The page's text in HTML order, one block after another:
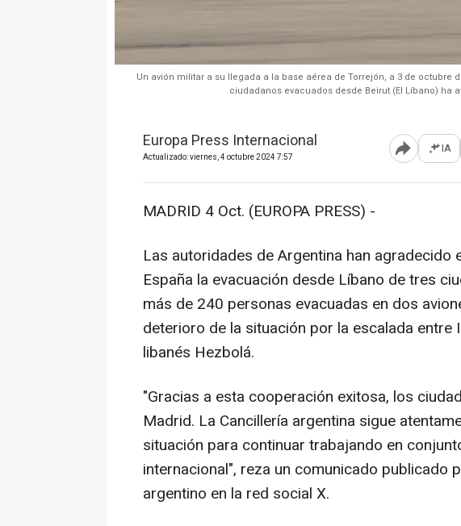
Un avión militar a su llegada a la base aérea de Torrejón, a 3 de octubre
ciudadanos evacuados desde Beirut (El Líbano) ha
Europa Press Internacional
Actualizado: viernes, 4 octubre 2024 7:57 Abrir IA
MADRID 4 Oct. (EUROPA PRESS) -
Las autoridades de Argentina han agradecido
España la evacuación desde Líbano de tres
más de 240 personas evacuadas en dos
deterioro de la situación por la escalada entre
libanés Hezbolá.
"Gracias a esta cooperación exitosa, los
Madrid. La Cancillería argentina sigue
situación para continuar trabajando en
internacional", reza un comunicado publicado
argentino en la red social X.